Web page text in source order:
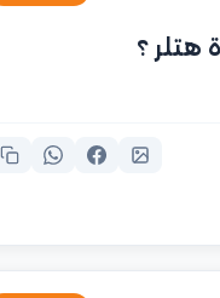
هتلر ؟